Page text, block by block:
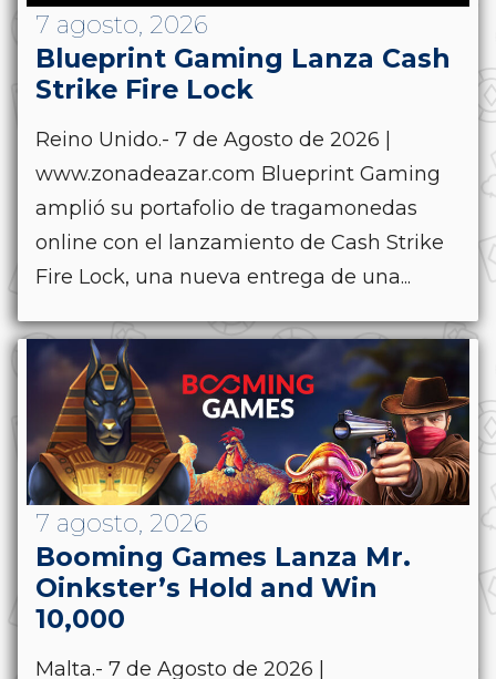
7 agosto, 2026
Blueprint Gaming Lanza Cash
Strike Fire Lock
Reino Unido.- 7 de Agosto de 2026 |
www.zonadeazar.com Blueprint Gaming
amplió su portafolio de tragamonedas
online con el lanzamiento de Cash Strike
Fire Lock, una nueva entrega de una...
7 agosto, 2026
Booming Games Lanza Mr.
Oinkster’s Hold and Win
10,000
Malta.- 7 de Agosto de 2026 |